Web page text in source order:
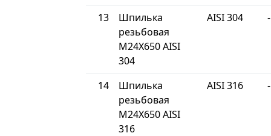
13
Шпилька
резьбовая
М24Х650 AISI
304
AISI 304 -
14
Шпилька
резьбовая
М24Х650 AISI
316
AISI 316 -